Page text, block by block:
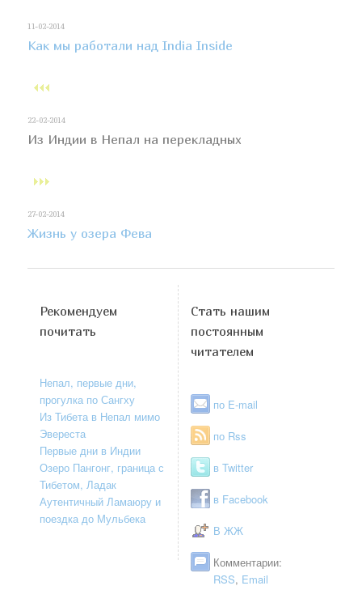
11-02-2014
Как мы работали над India Inside
22-02-2014
Из Индии в Непал на перекладных
27-02-2014
Жизнь у озера Фева
Рекомендуем
почитать
Непал, первые дни,
прогулка по Сангху
Из Тибета в Непал мимо
Эвереста
Первые дни в Индии
Озеро Пангонг, граница с
Тибетом, Ладак
Аутентичный Ламаюру и
поездка до Мульбека
Стать нашим
постоянным
читателем
по E-mail
по Rss
в Twitter
в Facebook
В ЖЖ
Комментарии:
RSS, Email